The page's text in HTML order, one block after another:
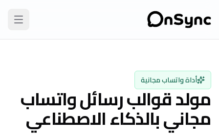
أداة واتساب مجانية
مولد قوالب رسائل واتساب
مجاني بالذكاء الاصطناعي